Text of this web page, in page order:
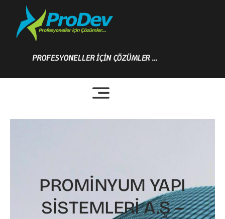
content
PROFESYONELLER İÇİN ÇÖZÜMLER …
PROMİNYUM YAPI
SİSTEMLERİ A.Ş –